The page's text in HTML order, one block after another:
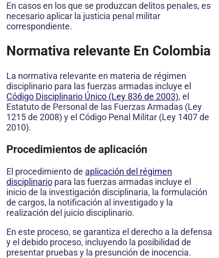
En casos en los que se produzcan delitos penales, es
necesario aplicar la justicia penal militar
correspondiente.
Normativa relevante En Colombia
La normativa relevante en materia de régimen
disciplinario para las fuerzas armadas incluye el
Código Disciplinario Único (Ley 836 de 2003), el
Estatuto de Personal de las Fuerzas Armadas (Ley
1215 de 2008) y el Código Penal Militar (Ley 1407 de
2010).
Procedimientos de aplicación
El procedimiento de aplicación del régimen
disciplinario para las fuerzas armadas incluye el
inicio de la investigación disciplinaria, la formulación
de cargos, la notificación al investigado y la
realización del juicio disciplinario.
En este proceso, se garantiza el derecho a la defensa
y el debido proceso, incluyendo la posibilidad de
presentar pruebas y la presunción de inocencia.